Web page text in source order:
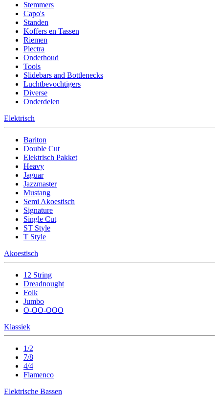
Stemmers
Capo's
Standen
Koffers en Tassen
Riemen
Plectra
Onderhoud
Tools
Slidebars and Bottlenecks
Luchtbevochtigers
Diverse
Onderdelen
Elektrisch
Bariton
Double Cut
Elektrisch Pakket
Heavy
Jaguar
Jazzmaster
Mustang
Semi Akoestisch
Signature
Single Cut
ST Style
T Style
Akoestisch
12 String
Dreadnought
Folk
Jumbo
O-OO-OOO
Klassiek
1/2
7/8
4/4
Flamenco
Elektrische Bassen